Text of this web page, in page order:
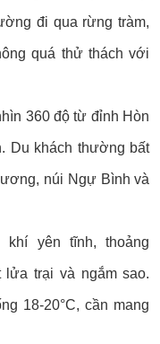
đi qua rừng tràm,
quá thử thách với
360 độ từ đỉnh Hòn
Du khách thường bất
núi Ngự Bình và
khí yên tĩnh, thoảng
trại và ngắm sao.
18-20°C, cần mang